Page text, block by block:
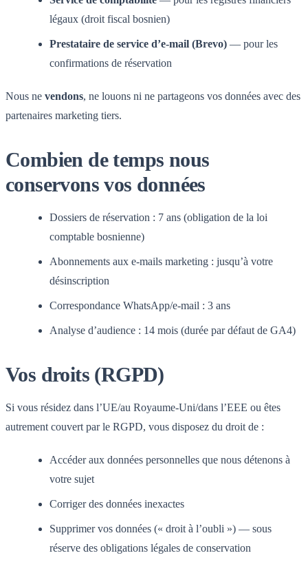
légaux (droit fiscal bosnien)
Prestataire de service d’e-mail (Brevo) — pour les
confirmations de réservation
Nous ne vendons, ne louons ni ne partageons vos données avec des
partenaires marketing tiers.
Combien de temps nous
conservons vos données
Dossiers de réservation : 7 ans (obligation de la loi
comptable bosnienne)
Abonnements aux e-mails marketing : jusqu’à votre
désinscription
Correspondance WhatsApp/e-mail : 3 ans
Analyse d’audience : 14 mois (durée par défaut de GA4)
Vos droits (RGPD)
Si vous résidez dans l’UE/au Royaume-Uni/dans l’EEE ou êtes
autrement couvert par le RGPD, vous disposez du droit de :
Accéder aux données personnelles que nous détenons à
votre sujet
Corriger des données inexactes
Supprimer vos données (« droit à l’oubli ») — sous
réserve des obligations légales de conservation